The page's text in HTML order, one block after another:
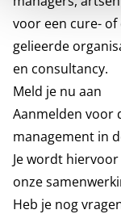
voor een cure-
gelieerde
en consultancy.
Meld je nu aan
Aanmelden voor
management in
Je wordt
onze
Heb je nog